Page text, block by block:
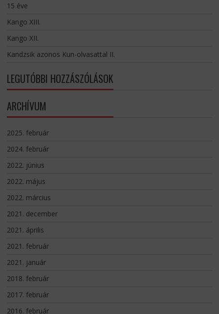
15 éve
Kango XIII.
Kango XII.
Kandzsik azonos Kun-olvasattal II.
LEGUTÓBBI HOZZÁSZÓLÁSOK
ARCHÍVUM
2025. február
2024. február
2022. június
2022. május
2022. március
2021. december
2021. április
2021. február
2021. január
2018. február
2017. február
2016. február